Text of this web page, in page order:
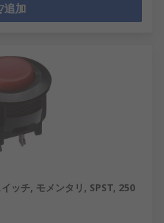
追加
ッチ, モメンタリ, SPST, 250